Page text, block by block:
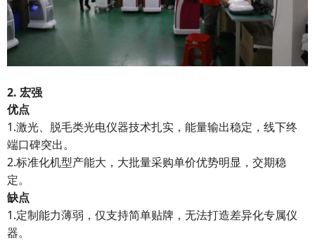
2. 宏强
优点
1.激光、脱毛类光电仪器技术扎实，能量输出稳定，线下终
端口碑突出。
2.标准化机型产能大，大批量采购单价优势明显，交期稳
定。
缺点
1.定制能力薄弱，仅支持简单贴牌，无法打造差异化专属仪
器。